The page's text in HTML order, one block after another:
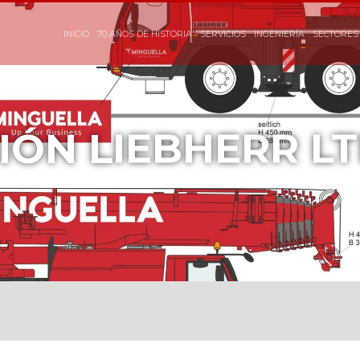
INICIO 70 AÑOS DE HISTORIA SERVICIOS INGENIERÍA
LIEBHERR